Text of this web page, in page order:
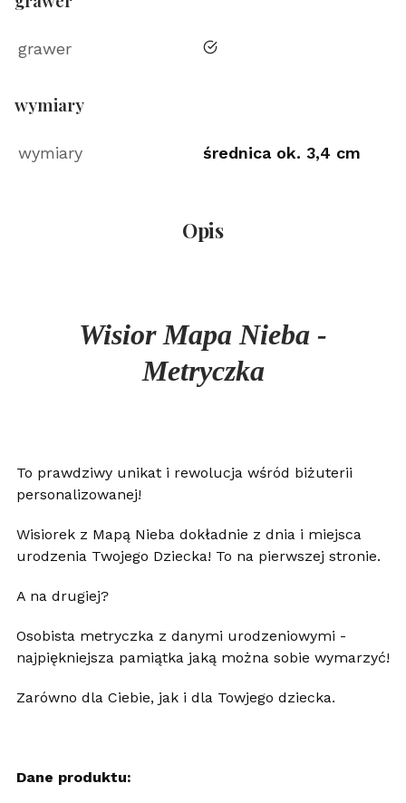
grawer tak
wymiary
wymiary średnica ok. 3,4 cm
Opis
Wisior Mapa Nieba -
Metryczka
To prawdziwy unikat i rewolucja wśród biżuterii
personalizowanej!
Wisiorek z Mapą Nieba dokładnie z dnia i miejsca
urodzenia Twojego Dziecka! To na pierwszej stronie.
A na drugiej?
Osobista metryczka z danymi urodzeniowymi -
najpiękniejsza pamiątka jaką można sobie wymarzyć!
Zarówno dla Ciebie, jak i dla Towjego dziecka.
Dane produktu: